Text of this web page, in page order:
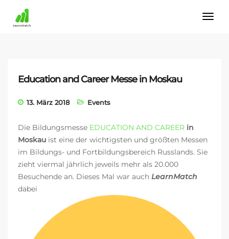
Education and Career Messe in Moskau
13. März 2018 Events
Die Bildungsmesse EDUCATION AND CAREER in
Moskau ist eine der wichtigsten und größten Messen
im Bildungs- und Fortbildungsbereich Russlands. Sie
zieht viermal jährlich jeweils mehr als 20.000
Besuchende an. Dieses Mal war auch LearnMatch
dabei